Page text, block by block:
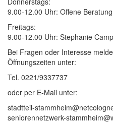
9.00-12.00 Uhr: Offene
Freitags:
9.00-12.00 Uhr: Stephanie
Bei Fragen oder Interesse
Öffnungszeiten unter:
Tel. 0221/9337737
oder per E-Mail unter:
stadtteil-
seniorennetzwerk-